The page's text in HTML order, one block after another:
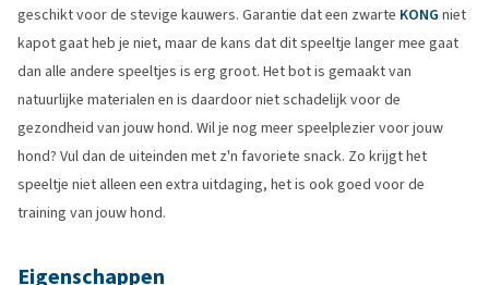
geschikt voor de stevige kauwers. Garantie dat een zwarte KONG niet
kapot gaat heb je niet, maar de kans dat dit speeltje langer mee gaat
dan alle andere speeltjes is erg groot. Het bot is gemaakt van
natuurlijke materialen en is daardoor niet schadelijk voor de
gezondheid van jouw hond. Wil je nog meer speelplezier voor jouw
hond? Vul dan de uiteinden met z'n favoriete snack. Zo krijgt het
speeltje niet alleen een extra uitdaging, het is ook goed voor de
training van jouw hond.
Eigenschappen